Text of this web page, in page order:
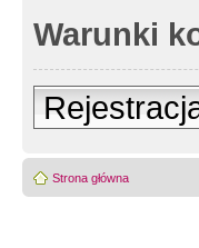
Warunki
Strona główna